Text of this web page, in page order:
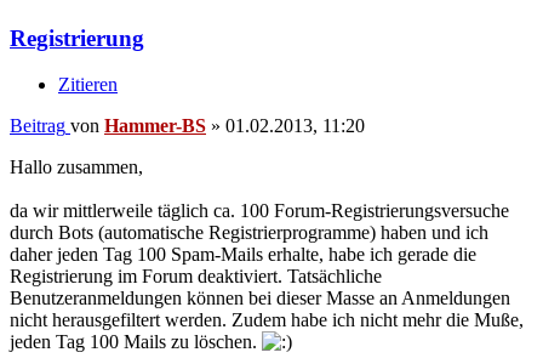
Registrierung
Zitieren
Beitrag von Hammer-BS » 01.02.2013, 11:20
Hallo zusammen,
da wir mittlerweile täglich ca. 100 Forum-Registrierungsversuche
durch Bots (automatische Registrierprogramme) haben und ich
daher jeden Tag 100 Spam-Mails erhalte, habe ich gerade die
Registrierung im Forum deaktiviert. Tatsächliche
Benutzeranmeldungen können bei dieser Masse an Anmeldungen
nicht herausgefiltert werden. Zudem habe ich nicht mehr die Muße,
jeden Tag 100 Mails zu löschen.